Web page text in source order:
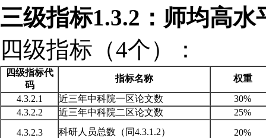
三级指标1.3.2：师均高
四级指标（4个）：
四级指标代
码
指标名称
权重
4.3.2.1
近三年中科院一区论文数
30%
4.3.2.2
近三年中科院二区论文数
25%
4.3.2.3
科研人员总数（同4.3.1.2）
20%